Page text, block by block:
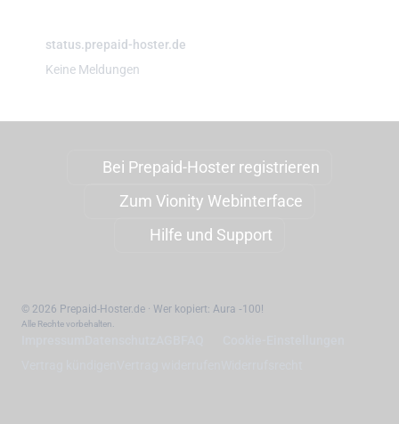
status.prepaid-hoster.de
Keine Meldungen
Bei Prepaid-Hoster registrieren
Zum Vionity Webinterface
Hilfe und Support
© 2026 Prepaid-Hoster.de · Wer kopiert: Aura ‑100!
Alle Rechte vorbehalten.